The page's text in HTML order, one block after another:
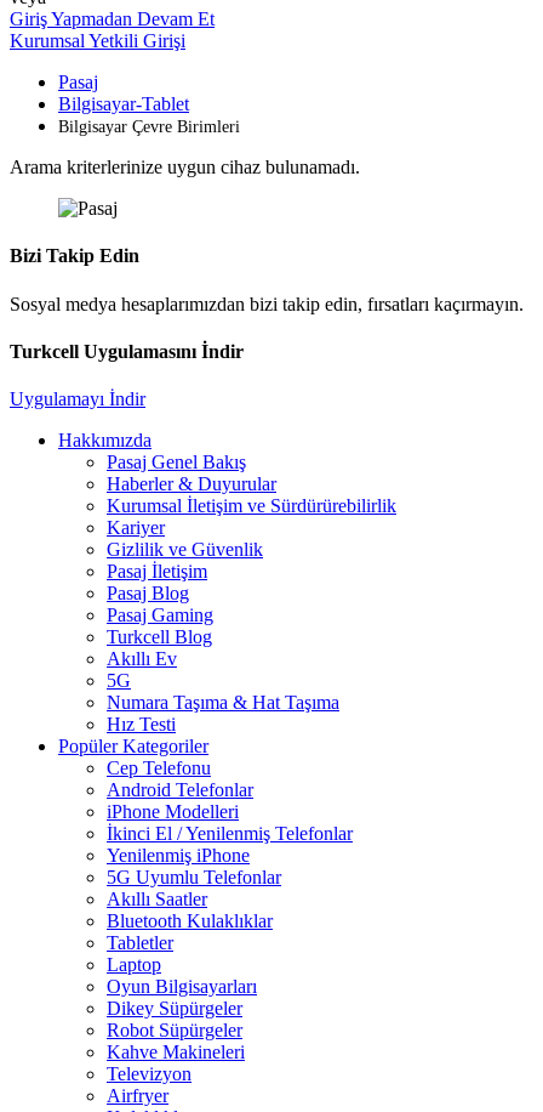
Giriş Yapmadan Devam Et
Kurumsal Yetkili Girişi
Pasaj
Bilgisayar-Tablet
Bilgisayar Çevre Birimleri
Arama kriterlerinize uygun cihaz bulunamadı.
Bizi Takip Edin
Sosyal medya hesaplarımızdan bizi takip edin, fırsatları kaçırmayın.
Turkcell Uygulamasını İndir
Uygulamayı İndir
Hakkımızda
Pasaj Genel Bakış
Haberler & Duyurular
Kurumsal İletişim ve Sürdürürebilirlik
Kariyer
Gizlilik ve Güvenlik
Pasaj İletişim
Pasaj Blog
Pasaj Gaming
Turkcell Blog
Akıllı Ev
5G
Numara Taşıma & Hat Taşıma
Hız Testi
Popüler Kategoriler
Cep Telefonu
Android Telefonlar
iPhone Modelleri
İkinci El / Yenilenmiş Telefonlar
Yenilenmiş iPhone
5G Uyumlu Telefonlar
Akıllı Saatler
Bluetooth Kulaklıklar
Tabletler
Laptop
Oyun Bilgisayarları
Dikey Süpürgeler
Robot Süpürgeler
Kahve Makineleri
Televizyon
Airfryer